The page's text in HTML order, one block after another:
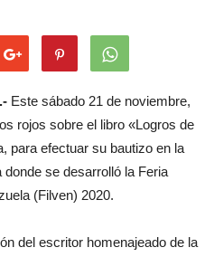
Este sábado 21 de noviembre,
rojos sobre el libro «Logros de
para efectuar su bautizo en la
se desarrolló la Feria
(Filven) 2020.
del escritor homenajeado de la